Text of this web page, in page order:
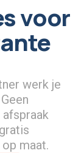
voor
werk je
maat.